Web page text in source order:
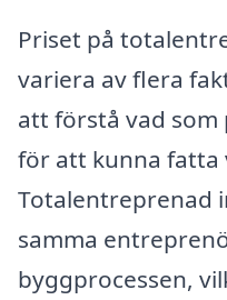
Priset på
variera av flera
att förstå vad
för att kunna fatta
Totalentreprenad
samma
byggprocessen,